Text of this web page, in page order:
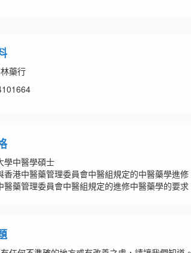
藥行
學中醫學碩士
香港中醫藥管理委員會中醫組規定的中醫藥學進修
醫藥管理委員會中醫組規定的進修中醫藥學的要求